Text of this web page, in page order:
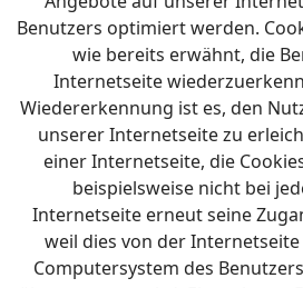
Benutzers optimiert werden.
wie bereits erwähnt, die
Internetseite
Wiedererkennung ist es, den
unserer Internetseite zu
einer Internetseite, die
beispielsweise nicht bei
Internetseite erneut seine
weil dies von der
Computersystem des